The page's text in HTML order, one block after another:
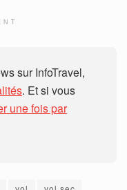
sur InfoTravel,
. Et si vous
une fois par